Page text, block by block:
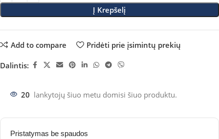
Į Krepšelį
Add to compare Pridėti prie įsimintų prekių
Dalintis:
20 lankytojų šiuo metu domisi šiuo produktu.
Pristatymas be spaudos